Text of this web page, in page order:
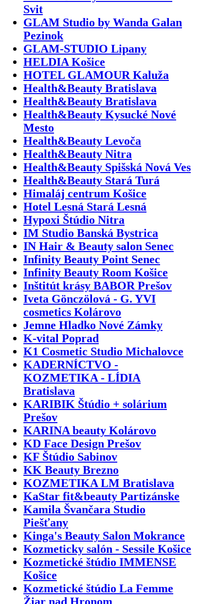
Svit
GLAM Studio by Wanda Galan
Pezinok
GLAM-STUDIO Lipany
HELDIA Košice
HOTEL GLAMOUR Kaluža
Health&Beauty Bratislava
Health&Beauty Bratislava
Health&Beauty Kysucké Nové
Mesto
Health&Beauty Levoča
Health&Beauty Nitra
Health&Beauty Spišská Nová Ves
Health&Beauty Stará Turá
Himaláj centrum Košice
Hotel Lesná Stará Lesná
Hypoxi Štúdio Nitra
IM Studio Banská Bystrica
IN Hair & Beauty salon Senec
Infinity Beauty Point Senec
Infinity Beauty Room Košice
Inštitút krásy BABOR Prešov
Iveta Gönczölová - G. YVI
cosmetics Kolárovo
Jemne Hladko Nové Zámky
K-vital Poprad
K1 Cosmetic Studio Michalovce
KADERNÍCTVO -
KOZMETIKA - LÍDIA
Bratislava
KARIBIK Štúdio + solárium
Prešov
KARINA beauty Kolárovo
KD Face Design Prešov
KF Štúdio Sabinov
KK Beauty Brezno
KOZMETIKA LM Bratislava
KaStar fit&beauty Partizánske
Kamila Švančara Studio
Piešťany
Kinga's Beauty Salon Mokrance
Kozmeticky salón - Sessile Košice
Kozmetické štúdio IMMENSE
Košice
Kozmetické štúdio La Femme
Žiar nad Hronom